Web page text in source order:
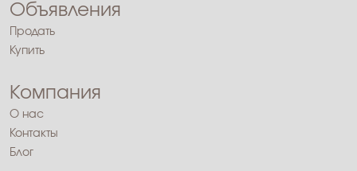
Объявления
Продать
Купить
Компания
О нас
Контакты
Блог